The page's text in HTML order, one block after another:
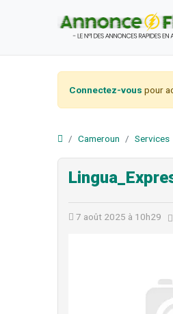
Connectez-vous pour
Cameroun Services
7 août 2025 à 10h29